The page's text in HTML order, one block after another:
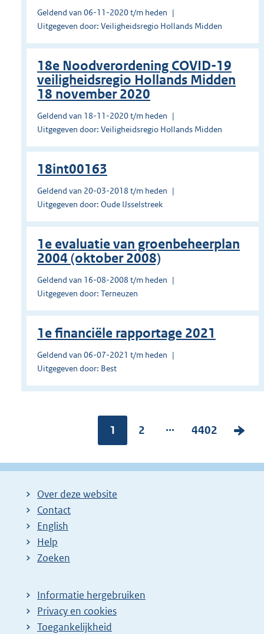
Geldend van 06-11-2020 t/m heden
Uitgegeven door: Veiligheidsregio Hollands Midden
18e Noodverordening COVID-19
veiligheidsregio Hollands Midden
18 november 2020
Geldend van 18-11-2020 t/m heden
Uitgegeven door: Veiligheidsregio Hollands Midden
18int00163
Geldend van 20-03-2018 t/m heden
Uitgegeven door: Oude IJsselstreek
1e evaluatie van groenbeheerplan
2004 (oktober 2008)
Geldend van 16-08-2008 t/m heden
Uitgegeven door: Terneuzen
1e financiële rapportage 2021
Geldend van 06-07-2021 t/m heden
Uitgegeven door: Best
Pagina:
1
P
g
2 ...
P
g
4402
V
l
Over deze website
Contact
English
Help
Zoeken
Informatie hergebruiken
Privacy en cookies
Toegankelijkheid